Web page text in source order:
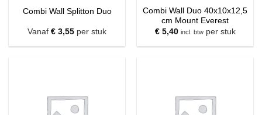
Combi Wall Splitton Duo
Vanaf € 3,55 per stuk
Combi Wall Duo 40x10x12,5
cm Mount Everest
€5,40 incl. btwper stuk